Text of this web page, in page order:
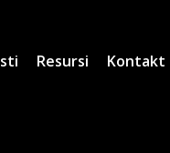
Resursi
Kontakt